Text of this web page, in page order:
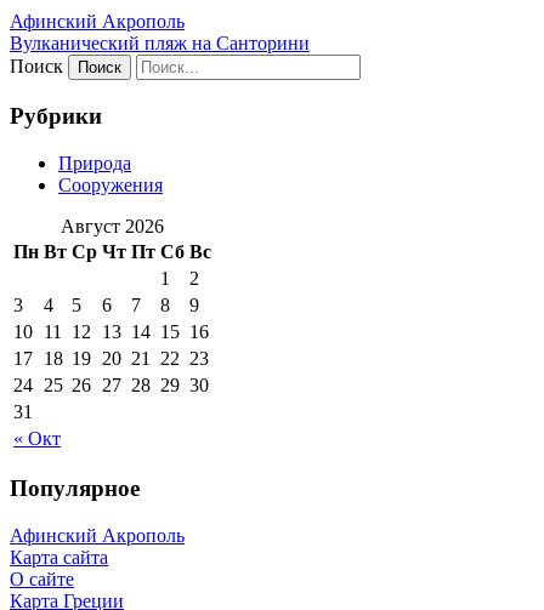
Афинский Акрополь
Вулканический пляж на Санторини
Поиск
Рубрики
Природа
Сооружения
Август 2026
Пн Вт Ср Чт Пт Сб Вс
« Окт
1
2
3
4 5 6 7 8
9
10 11 12 13 14 15 16
17 18 19 20 21 22 23
24 25 26 27 28 29 30
31
Популярное
Афинский Акрополь
Карта сайта
О сайте
Карта Греции